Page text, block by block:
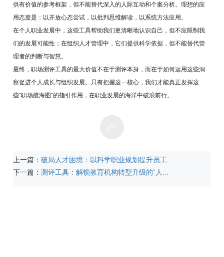
供有价值的参考框架，但不能替代深入的人际互动和个案分析。理想的应
用态度是：以开放心态尝试，以批判思维解读，以系统方法应用。
在个人职业发展中，这些工具帮助我们更清晰地认识自己，但不应限制我
们的发展可能性；在组织人才管理中，它们提供科学依据，但不能替代管
理者的判断与智慧。
最终，职场测评工具的最大价值不在于测评本身，而在于如何运用这些洞
察促进个人成长与组织发展。只有把握这一核心，我们才能真正发挥这
些"职场航海图"的指引作用，在职业发展的海洋中破浪前行。
上一篇：破局人才困境：以科学职业规划提升员工...
下一篇：测评工具：解锁教育机构转型升级的“人...